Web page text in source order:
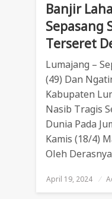
Banjir
Sepasang
Terseret
Lumajang –
(49) Dan
Kabupaten
Nasib Tragis
Dunia Pada
Kamis (18/4)
Oleh
Posted
On
April 19, 2024